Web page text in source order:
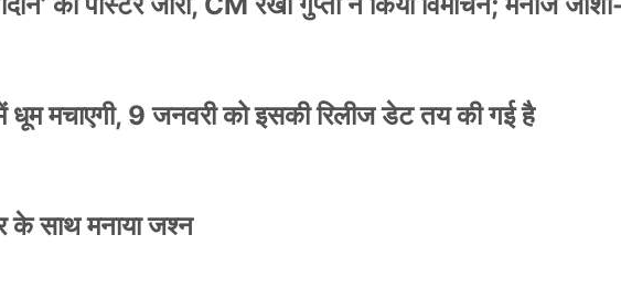
मचाएगी, 9 जनवरी को इसकी रिलीज डेट तय की गई है
के साथ मनाया जश्न